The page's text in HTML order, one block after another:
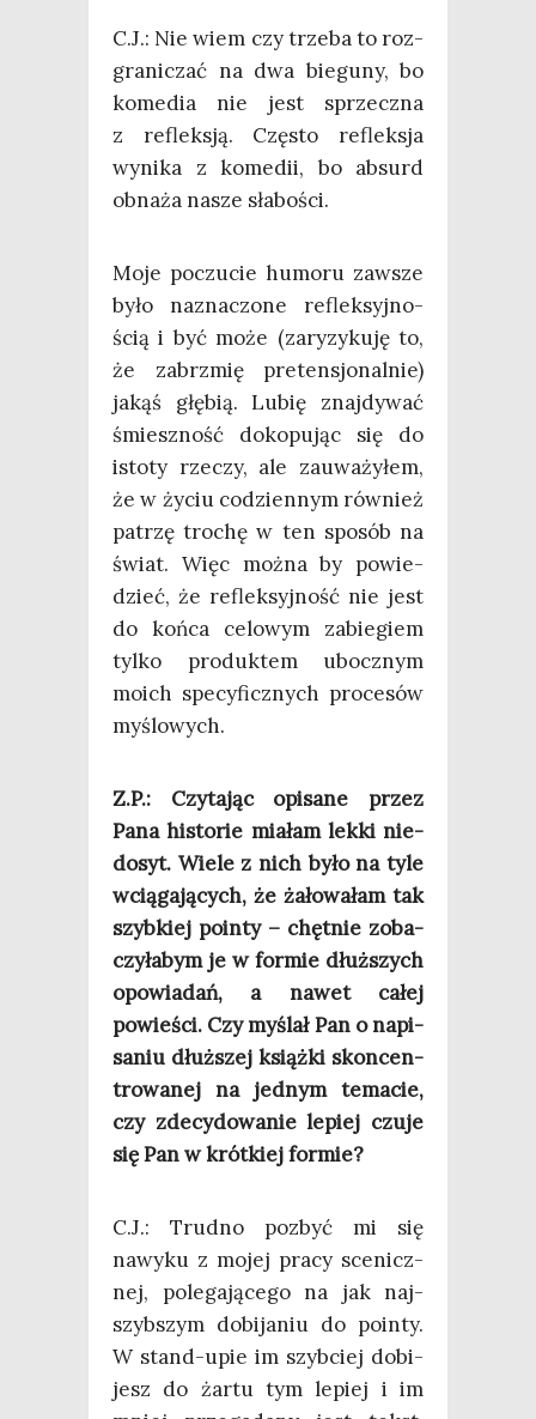
C.J.: Nie wiem czy trze­ba to roz­
gra­ni­czać na dwa bie­gu­ny, bo
kome­dia nie jest sprzecz­na
z reflek­sją. Czę­sto reflek­sja
wyni­ka z kome­dii, bo absurd
obna­ża nasze słabości.
Moje poczu­cie humo­ru zawsze
było nazna­czo­ne reflek­syj­no­
ścią i być może (zary­zy­ku­ję to,
że zabrzmię pre­ten­sjo­nal­nie)
jakąś głę­bią. Lubię znaj­dy­wać
śmiesz­ność doko­pu­jąc się do
isto­ty rze­czy, ale zauwa­ży­łem,
że w życiu codzien­nym rów­nież
patrzę tro­chę w ten spo­sób na
świat. Więc moż­na by powie­
dzieć, że reflek­syj­ność nie jest
do koń­ca celo­wym zabie­giem
tyl­ko pro­duk­tem ubocz­nym
moich spe­cy­ficz­nych pro­ce­sów
myślowych.
Z.P.: Czy­ta­jąc opi­sa­ne przez
Pana histo­rie mia­łam lek­ki nie­
do­syt. Wie­le z nich było na tyle
wcią­ga­ją­cych, że żało­wa­łam tak
szyb­kiej poin­ty – chęt­nie zoba­
czy­ła­bym je w for­mie dłuż­szych
opo­wia­dań, a nawet całej
powie­ści. Czy myślał Pan o napi­
sa­niu dłuż­szej książ­ki skon­cen­
tro­wa­nej na jed­nym tema­cie,
czy zde­cy­do­wa­nie lepiej czu­je
się Pan w krót­kiej formie?
C.J.: Trud­no pozbyć mi się
nawy­ku z mojej pra­cy sce­nicz­
nej, pole­ga­ją­ce­go na jak naj­
szyb­szym dobi­ja­niu do poin­ty.
W stand-upie im szyb­ciej dobi­
jesz do żar­tu tym lepiej i im